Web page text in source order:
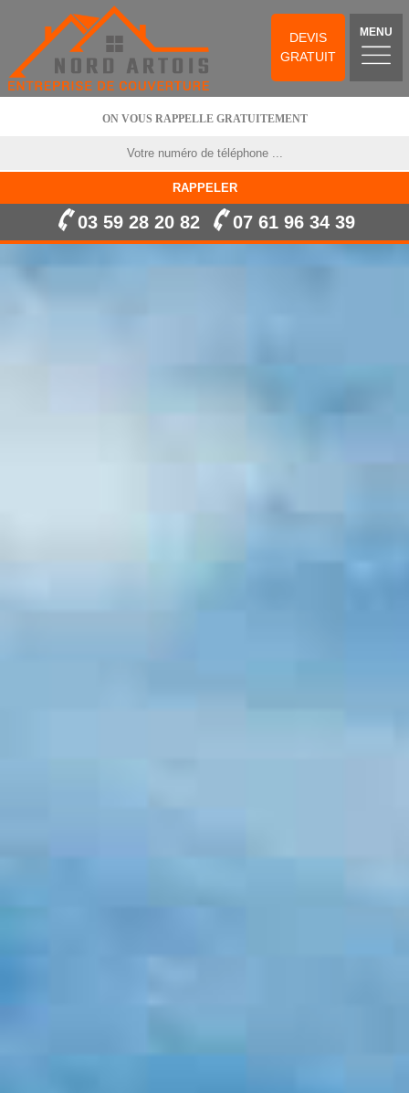
DEVIS
GRATUIT
MENU
ON VOUS RAPPELLE GRATUITEMENT
03 59 28 20 82 07 61 96 34 39